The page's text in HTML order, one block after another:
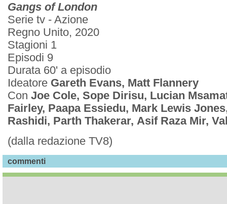
Gangs of London
Serie tv - Azione
Regno Unito, 2020
Stagioni 1
Episodi 9
Durata 60' a episodio
Ideatore Gareth Evans, Matt Flannery
Con Joe Cole, Sope Dirisu, Lucian
Fairley, Paapa Essiedu, Mark Lewis
Rashidi, Parth Thakerar, Asif Raza Mir,
(dalla redazione TV8)
commenti